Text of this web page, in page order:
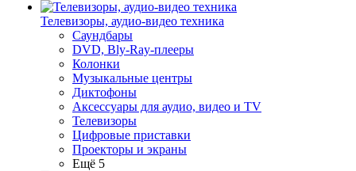
Телевизоры, аудио-видео техника
Саундбары
DVD, Bly-Ray-плееры
Колонки
Музыкальные центры
Диктофоны
Аксессуары для аудио, видео и TV
Телевизоры
Цифровые приставки
Проекторы и экраны
Ещё 5